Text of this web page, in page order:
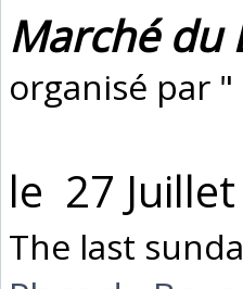
Marché du
organisé par
le 27
The last